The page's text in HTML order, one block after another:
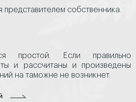
представителем собственника.
простой. Если правильно
и рассчитаны и произведены
на таможне не возникнет.